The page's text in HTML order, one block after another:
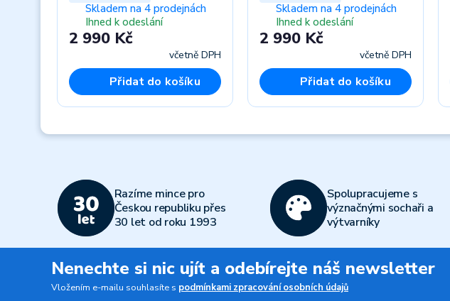
Skladem na 4 prodejnách
Ihned k odeslání
2 990 Kč
včetně DPH
Přidat do košíku
Skladem na 4 prodejnách
Ihned k odeslání
2 990 Kč
včetně DPH
Přidat do košíku
Razíme mince pro
Českou republiku přes
30 let od roku 1993
Spolupracujeme s
význačnými sochaři a
výtvarníky
Nenechte si nic ujít a odebírejte náš newsletter
Vložením e-mailu souhlasíte s podmínkami zpracování osobních údajů